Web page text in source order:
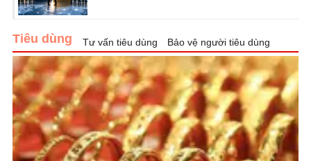
Tiêu dùng Tư vấn tiêu dùng Bảo vệ người tiêu dùng